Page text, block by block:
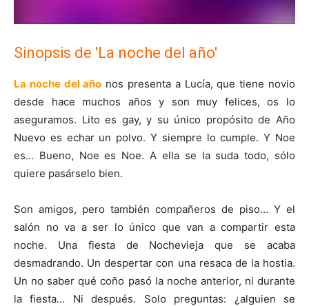
Sinopsis de 'La noche del año'
La noche del año nos presenta a Lucía, que tiene novio
desde hace muchos años y son muy felices, os lo
aseguramos. Lito es gay, y su único propósito de Año
Nuevo es echar un polvo. Y siempre lo cumple. Y Noe
es… Bueno, Noe es Noe. A ella se la suda todo, sólo
quiere pasárselo bien.
Son amigos, pero también compañeros de piso… Y el
salón no va a ser lo único que van a compartir esta
noche. Una fiesta de Nochevieja que se acaba
desmadrando. Un despertar con una resaca de la hostia.
Un no saber qué coño pasó la noche anterior, ni durante
la fiesta… Ni después. Solo preguntas: ¿alguien se